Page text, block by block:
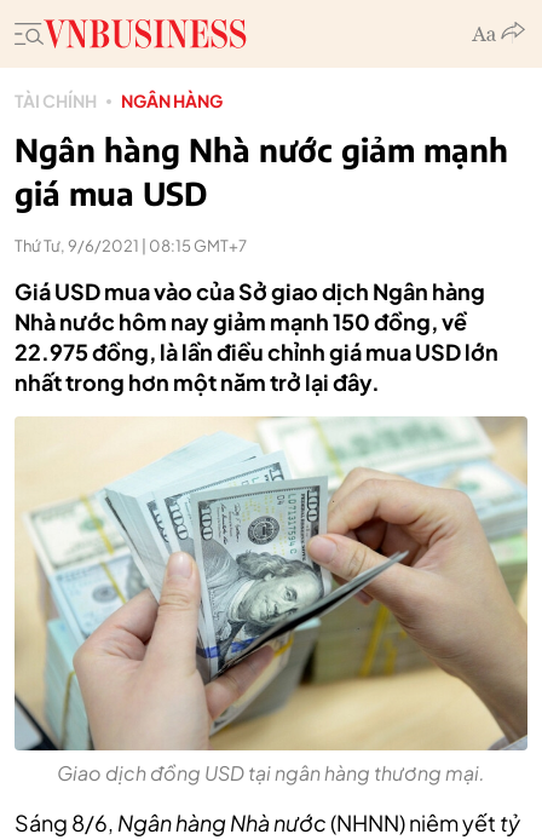
TÀI CHÍNH NGÂN HÀNG
Ngân hàng Nhà nước giảm mạnh
giá mua USD
Thứ Tư, 9/6/2021 | 08:15 GMT+7
Giá USD mua vào của Sở giao dịch Ngân hàng
Nhà nước hôm nay giảm mạnh 150 đồng, về
22.975 đồng, là lần điều chỉnh giá mua USD lớn
nhất trong hơn một năm trở lại đây.
Giao dịch đồng USD tại ngân hàng thương mại.
Sáng 8/6, Ngân hàng Nhà nước(NHNN) niêm yết tỷ